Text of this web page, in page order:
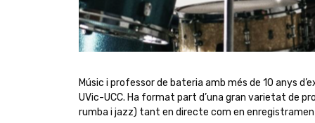
Músic i professor de bateria amb més de 10 anys
UVic-UCC. Ha format part d’una gran varietat de
rumba i jazz) tant en directe com en